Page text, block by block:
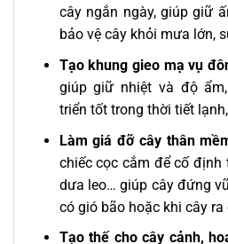
cây ngắn ngày, giúp giữ
bảo vệ cây khỏi mưa lớn,
Tạo khung gieo mạ vụ
giúp giữ nhiệt và độ
triển tốt trong thời tiết
Làm giá đỡ cây thân
chiếc cọc cắm để cố định
dưa leo… giúp cây đứng
có gió bão hoặc khi cây ra
Tạo thế cho cây cảnh,